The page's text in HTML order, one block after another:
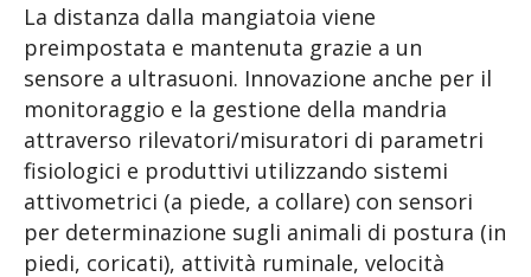
La distanza dalla mangiatoia viene
preimpostata e mantenuta grazie a un
sensore a ultrasuoni. Innovazione anche per il
monitoraggio e la gestione della mandria
attraverso rilevatori/misuratori di parametri
fisiologici e produttivi utilizzando sistemi
attivometrici (a piede, a collare) con sensori
per determinazione sugli animali di postura (in
piedi, coricati), attività ruminale, velocità